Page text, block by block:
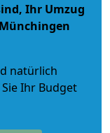
Ihr Umzug
natürlich
Ihr Budget